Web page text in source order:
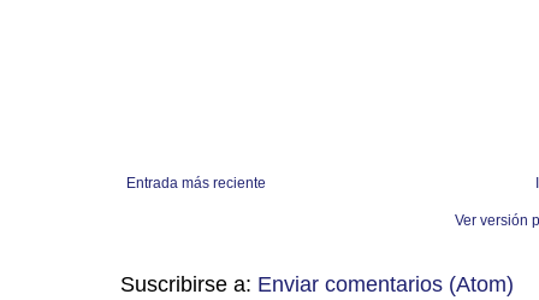
Entrada más reciente
Ver versión
Suscribirse a: Enviar comentarios (Atom)